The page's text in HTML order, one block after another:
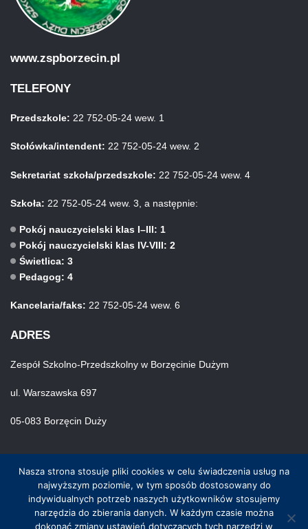
www.zspborzecin.pl
TELEFONY
Przedszkole: 22 752-05-24 wew. 1
Stołówka/intendent: 22 752-05-24 wew. 2
Sekretariat szkoła/przedszkole: 22 752-05-24 wew. 4
Szkoła: 22 752-05-24 wew. 3, a następnie:
Pokój nauczycielski klas I–III: 1
Pokój nauczycielski klas IV-VIII: 2
Świetlica: 3
Pedagog: 4
Kancelaria/faks: 22 752-05-24 wew. 6
ADRES
Zespół Szkolno-Przedszkolny w Borzęcinie Dużym
ul. Warszawska 697
05-083 Borzęcin Duży
© Wszystkie prawa zastrzeżone. Hosting i wykonanie skynet.net.pl
Nasza strona stosuje pliki cookies w celu świadczenia usług na
najwyższym poziomie, w tym sposób dostosowany do
indywidualnych potrzeb naszych użytkowników stosujemy
narzędzia do zbierania danych. W każdym czasie można
dokonać zmiany ustawień dotyczących tych narzędzi w